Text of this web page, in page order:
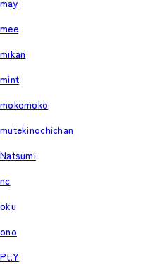
may
mee
mikan
mint
mokomoko
mutekinochichan
Natsumi
nc
oku
ono
Pt.Y